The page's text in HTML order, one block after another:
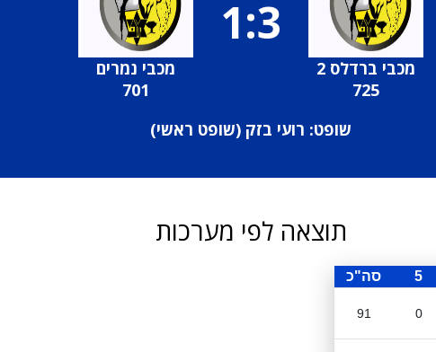
מכבי ברדלס 2
725
1:3
מכבי נמרים
701
שופט: רועי בזק (שופט ראשי)
תוצאה לפי מערכות
5 סה"כ
0
91